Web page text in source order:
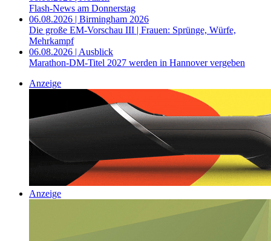
Flash-News am Donnerstag
06.08.2026 | Birmingham 2026
Die große EM-Vorschau III | Frauen: Sprünge, Würfe,
Mehrkampf
06.08.2026 | Ausblick
Marathon-DM-Titel 2027 werden in Hannover vergeben
Anzeige
Anzeige